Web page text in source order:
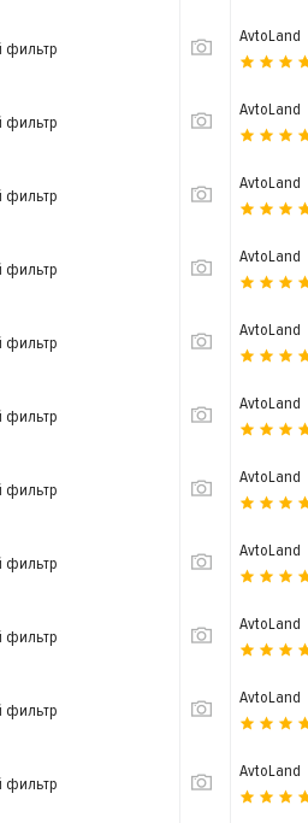
фильтр
AvtoLand
фильтр
AvtoLand
фильтр
AvtoLand
фильтр
AvtoLand
фильтр
AvtoLand
фильтр
AvtoLand
фильтр
AvtoLand
фильтр
AvtoLand
фильтр
AvtoLand
фильтр
AvtoLand
фильтр
AvtoLand